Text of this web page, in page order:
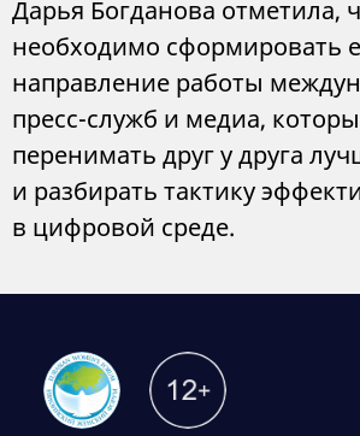
Дарья Богданова отметила,
необходимо сформировать
направление работы
пресс-служб и медиа,
перенимать друг у друга
и разбирать тактику
в цифровой среде.